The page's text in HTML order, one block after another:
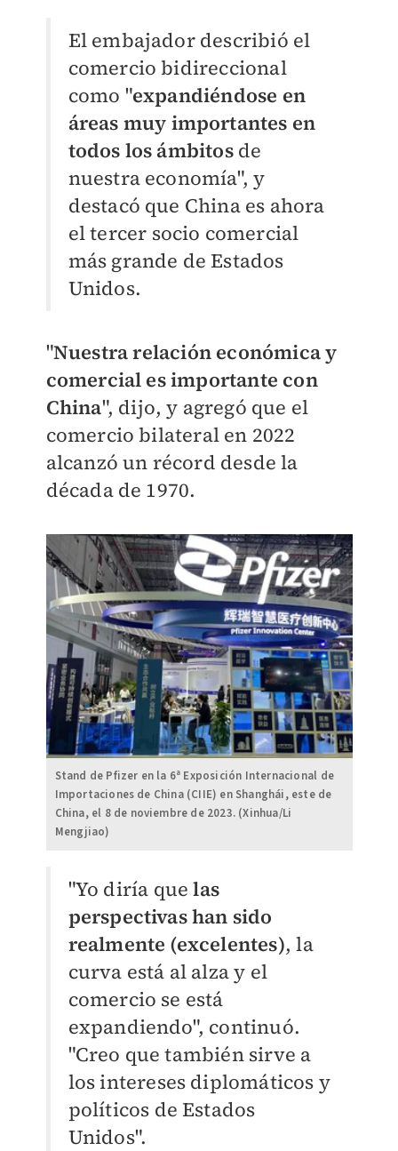
El embajador describió el
comercio bidireccional
como "expandiéndose en
áreas muy importantes en
todos los ámbitosde
nuestra economía", y
destacó que China es ahora
el tercer socio comercial
más grande de Estados
Unidos.
"Nuestra relación económica y
comercial es importante con
China", dijo, y agregó que el
comercio bilateral en 2022
alcanzó un récord desde la
década de 1970.
Stand de Pfizer en la 6ª Exposición Internacional de
Importaciones de China (CIIE) en Shanghái, este de
China, el 8 de noviembre de 2023. (Xinhua/Li
Mengjiao)
"Yo diría quelas
perspectivas han sido
realmente (excelentes), la
curva está al alza y el
comercio se está
expandiendo", continuó.
"Creo que también sirve a
los intereses diplomáticos y
políticos de Estados
Unidos".